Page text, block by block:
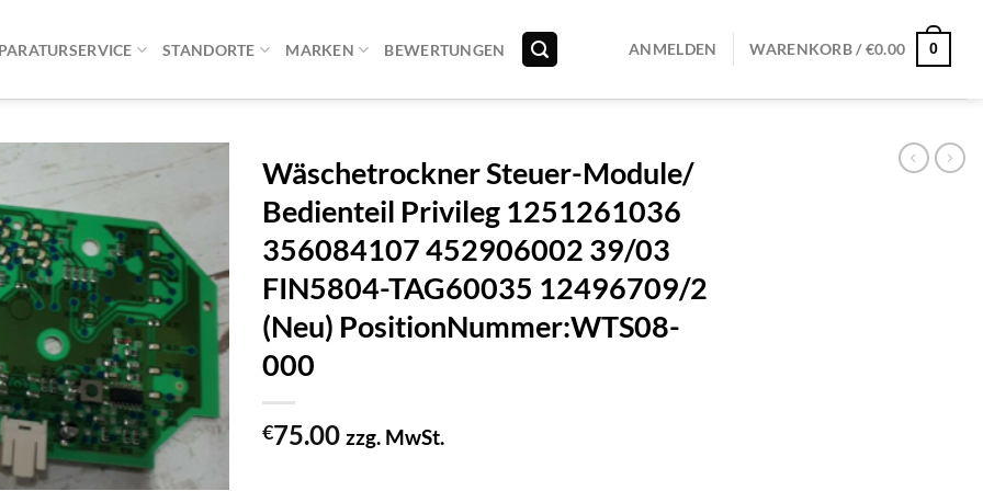
STANDORTE MARKEN BEWERTUNGEN ANMELDEN WARENKORB /€0.00 0
Wäschetrockner Steuer-Module/
Bedienteil Privileg 1251261036
356084107 452906002 39/03
FIN5804-TAG60035 12496709/2
(Neu) PositionNummer:WTS08-
000
€75.00 zzg. MwSt.